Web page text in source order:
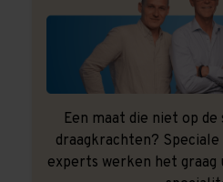
Een maat die niet op
draagkrachten?
experts werken het graag